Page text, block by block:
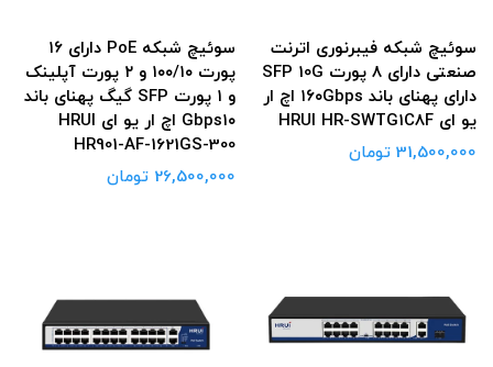
سوئیچ شبکه فیبرنوری اترنت
صنعتی دارای ۸ پورت SFP 10G
دارای پهنای باند ۱۶۰Gbps اچ ار
یو ای HRUI HR-SWTG1C8F
31,500,000 تومان
سوئیچ شبکه PoE دارای ۱۶
پورت ۱۰۰/۱۰ و ۲ پورت آپلینک
و ۱ پورت SFP گیگ پهنای باند
Gbps۱۰ اچ ار یو ای HRUI
HR901-AF-1621GS-300
26,500,000 تومان